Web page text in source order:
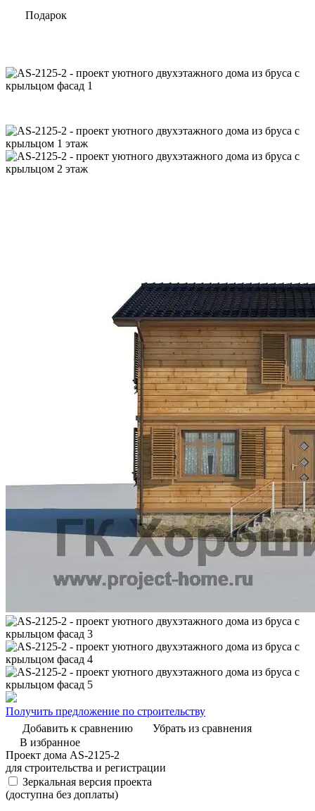
Подарок
Получить предложение по строительству
Добавить к сравнению
Убрать из сравнения
В избранное
Проект дома AS-2125-2
для строительства и регистрации
Зеркальная версия проекта
(доступна без доплаты)